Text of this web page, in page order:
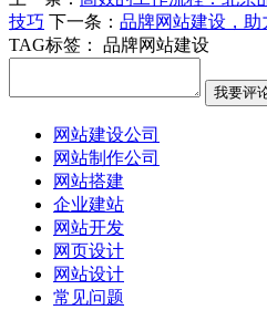
技巧 下一条： 品牌网站建设，
TAG标签：
品牌网站建设
网站建设公司
网站制作公司
网站搭建
企业建站
网站开发
网页设计
网站设计
常见问题